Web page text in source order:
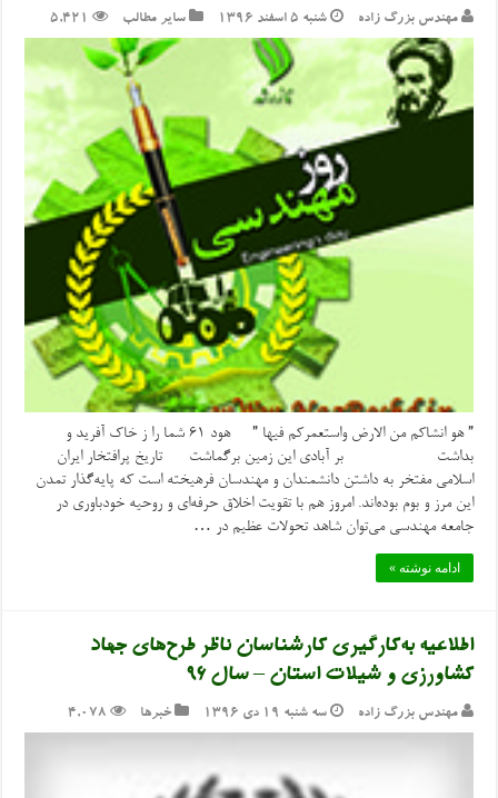
مهندس بزرگ زاده شنبه ۵ اسفند ۱۳۹۶ سایر مطالب 5,421
” هو انشاکم من الارض واستعمرکم فیها ” هود ۶۱ شما را ز خاک آفرید و
بداشت بر آبادی این زمین برگماشت تاریخ پرافتخار ایران
اسلامی مفتخر به داشتن دانشمندان و مهندسان فرهیخته است که پایه‌گذار تمدن
این مرز و بوم بوده‌اند. امروز هم با تقویت اخلاق حرفه‌ای و روحیه خودباوری در
جامعه مهندسی می‌توان شاهد تحولات عظیم در …
ادامه نوشته »
اطلاعیه به‌کارگیری کارشناسان ناظر طرح‌های جهاد
کشاورزی و شیلات استان – سال ۹۶
مهندس بزرگ زاده سه شنبه ۱۹ دی ۱۳۹۶ خبرها 4,078